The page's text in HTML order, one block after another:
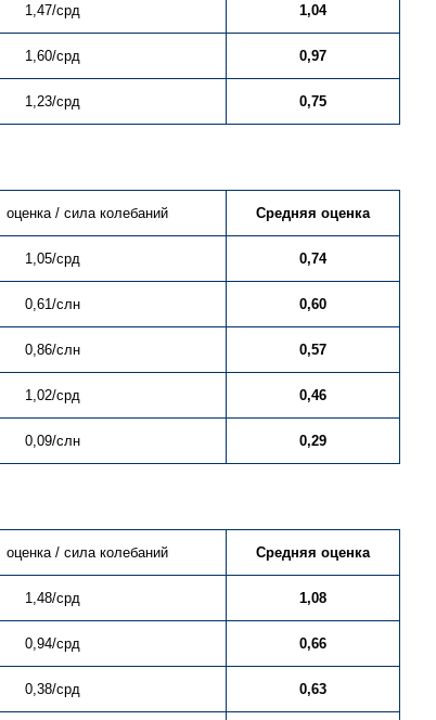
1,47/срд 1,04
1,60/срд 0,97
1,23/срд 0,75
оценка / сила колебаний Средняя оценка
1,05/срд 0,74
0,61/слн 0,60
0,86/слн 0,57
1,02/срд 0,46
0,09/слн 0,29
оценка / сила колебаний Средняя оценка
1,48/срд 1,08
0,94/срд 0,66
0,38/срд 0,63